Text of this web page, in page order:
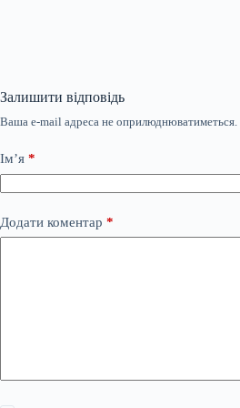
Залишити відповідь
Ваша e-mail адреса не оприлюднюватиметься.
Ім’я *
Додати коментар *